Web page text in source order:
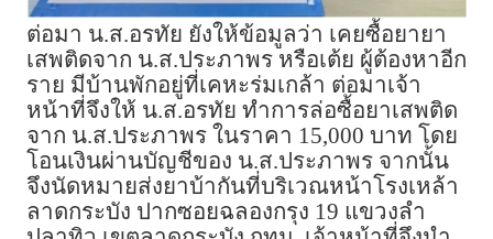
ต่อมา น.ส.อรทัย ยังให้ข้อมูลว่า เคยซื้อยายา
เสพติดจาก น.ส.ประภาพร หรือเต้ย ผู้ต้องหาอีก
ราย มีบ้านพักอยู่ที่เคหะร่มเกล้า ต่อมาเจ้า
หน้าที่จึงให้ น.ส.อรทัย ทำการล่อซื้อยาเสพติด
จาก น.ส.ประภาพร ในราคา 15,000 บาท โดย
โอนเงินผ่านบัญชีของ น.ส.ประภาพร จากนั้น
จึงนัดหมายส่งยาบ้ากันที่บริเวณหน้าโรงเหล้า
ลาดกระบัง ปากซอยฉลองกรุง 19 แขวงลำ